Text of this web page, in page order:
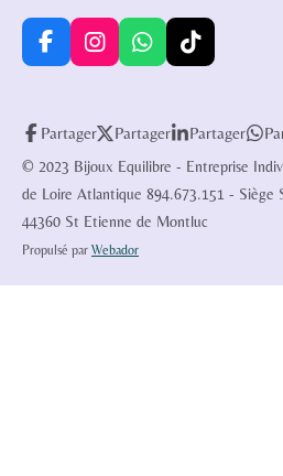
F
a
b
o
k
I
n
a
g
a
m
W
h
s
A
p
T
i
o
k
Partager Partager Partager
© 2023 Bijoux Equilibre - Entreprise
de Loire Atlantique 894.673.151 - Siège
44360 St Etienne de Montluc
Propulsé par Webador